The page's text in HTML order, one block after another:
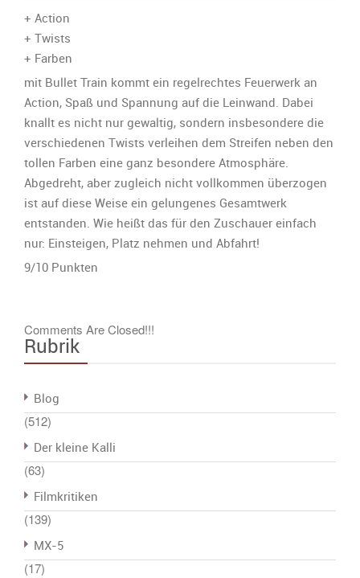
+ Action
+ Twists
+ Farben
mit Bullet Train kommt ein regelrechtes Feuerwerk an
Action, Spaß und Spannung auf die Leinwand. Dabei
knallt es nicht nur gewaltig, sondern insbesondere die
verschiedenen Twists verleihen dem Streifen neben den
tollen Farben eine ganz besondere Atmosphäre.
Abgedreht, aber zugleich nicht vollkommen überzogen
ist auf diese Weise ein gelungenes Gesamtwerk
entstanden. Wie heißt das für den Zuschauer einfach
nur: Einsteigen, Platz nehmen und Abfahrt!
9/10 Punkten
Comments Are Closed!!!
Rubrik
Blog
(512)
Der kleine Kalli
(63)
Filmkritiken
(139)
MX-5
(17)